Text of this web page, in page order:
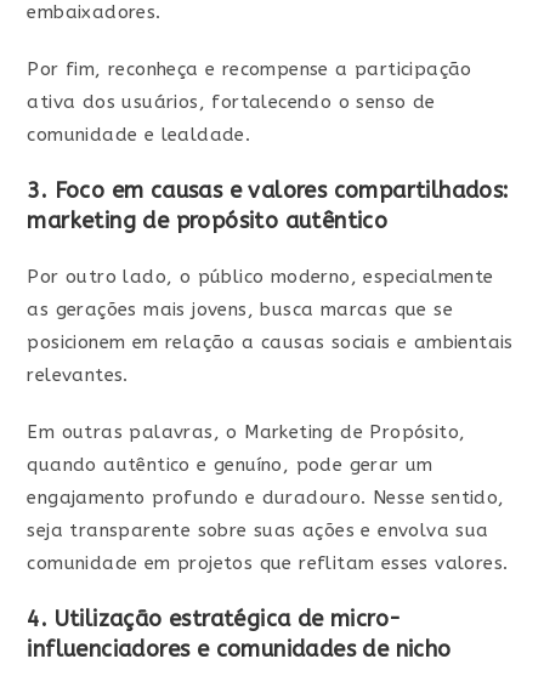
embaixadores.
Por fim, reconheça e recompense a participação
ativa dos usuários, fortalecendo o senso de
comunidade e lealdade.
3. Foco em causas e valores compartilhados:
marketing de propósito autêntico
Por outro lado, o público moderno, especialmente
as gerações mais jovens, busca marcas que se
posicionem em relação a causas sociais e ambientais
relevantes.
Em outras palavras, o Marketing de Propósito,
quando autêntico e genuíno, pode gerar um
engajamento profundo e duradouro. Nesse sentido,
seja transparente sobre suas ações e envolva sua
comunidade em projetos que reflitam esses valores.
4. Utilização estratégica de micro-
influenciadores e comunidades de nicho